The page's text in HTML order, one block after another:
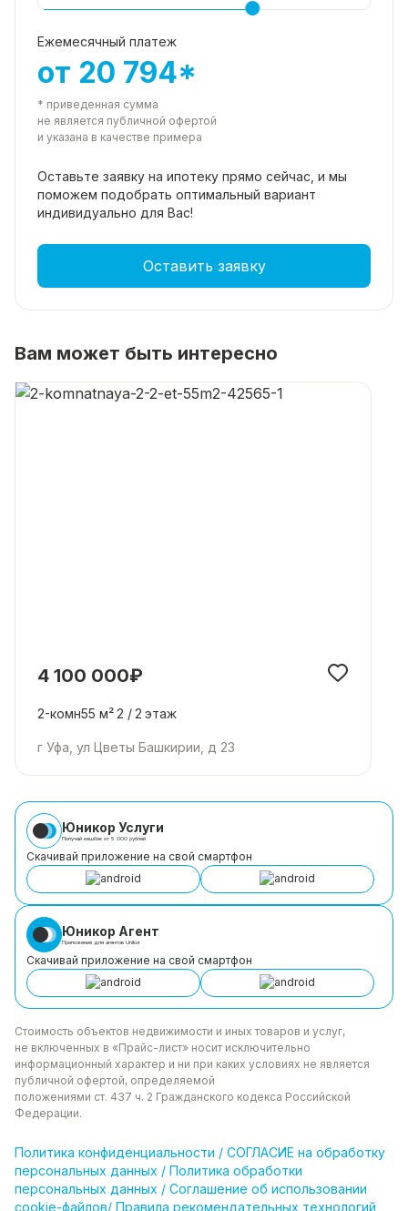
Ежемесячный платеж
от 20 794*
* приведенная сумма
не является публичной офертой
и указана в качестве примера
Оставьте заявку на ипотеку прямо сейчас, и мы
поможем подобрать оптимальный вариант
индивидуально для Вас!
Оставить заявку
Вам может быть интересно
4 100 000₽
2-комн55 м²2 /2 этаж
г Уфа, ул Цветы Башкирии, д 23
Юникор Услуги
Получай кешбэк от 5 000 рублей
Скачивай приложение на свой смартфон
Юникор Агент
Приложение для агентов Unikor
Скачивай приложение на свой смартфон
Стоимость объектов недвижимости и иных товаров и услуг,
не включенных в «Прайс-лист» носит исключительно
информационный характер и ни при каких условиях не является
публичной офертой, определяемой
положениями ст. 437 ч. 2 Гражданского кодекса Российской
Федерации.
Политика конфиденциальности / СОГЛАСИЕ на обработку
персональных данных / Политика обработки
персональных данных / Соглашение об использовании
cookie-файлов/ Правила рекомендательных технологий